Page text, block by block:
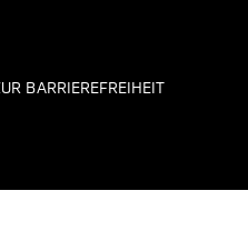
BARRIEREFREIHEIT